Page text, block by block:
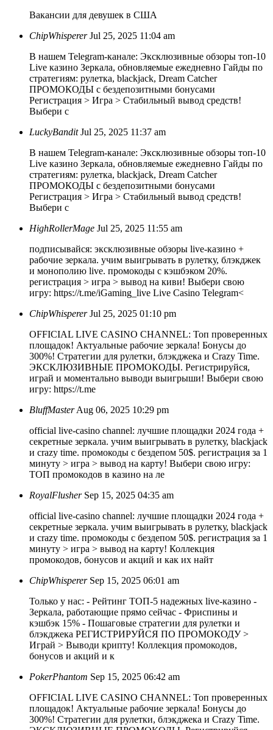
Вакансии для девушек в США
ChipWhisperer Jul 25, 2025 11:04 am
В нашем Telegram-канале: Эксклюзивные обзоры топ-10
Live казино Зеркала, обновляемые ежедневно Гайды по
стратегиям: рулетка, blackjack, Dream Catcher
ПРОМОКОДЫ с бездепозитными бонусами
Регистрация > Игра > Стабильный вывод средств!
Выбери с
LuckyBandit Jul 25, 2025 11:37 am
В нашем Telegram-канале: Эксклюзивные обзоры топ-10
Live казино Зеркала, обновляемые ежедневно Гайды по
стратегиям: рулетка, blackjack, Dream Catcher
ПРОМОКОДЫ с бездепозитными бонусами
Регистрация > Игра > Стабильный вывод средств!
Выбери с
HighRollerMage Jul 25, 2025 11:55 am
подписывайся: эксклюзивные обзоры live-казино +
рабочие зеркала. учим выигрывать в рулетку, блэкджек
и монополию live. промокоды с кэшбэком 20%.
регистрация > игра > вывод на киви! Выбери свою
игру: https://t.me/iGaming_live Live Casino Telegram<
ChipWhisperer Jul 25, 2025 01:10 pm
OFFICIAL LIVE CASINO CHANNEL: Топ проверенных
площадок! Актуальные рабочие зеркала! Бонусы до
300%! Стратегии для рулетки, блэкджека и Crazy Time.
ЭКСКЛЮЗИВНЫЕ ПРОМОКОДЫ. Регистрируйся,
играй и моментально выводи выигрыши! Выбери свою
игру: https://t.me
BluffMaster Aug 06, 2025 10:29 pm
official live-casino channel: лучшие площадки 2024 года +
секретные зеркала. учим выигрывать в рулетку, blackjack
и crazy time. промокоды с бездепом 50$. регистрация за 1
минуту > игра > вывод на карту! Выбери свою игру:
ТОП промокодов в казино на ле
RoyalFlusher Sep 15, 2025 04:35 am
official live-casino channel: лучшие площадки 2024 года +
секретные зеркала. учим выигрывать в рулетку, blackjack
и crazy time. промокоды с бездепом 50$. регистрация за 1
минуту > игра > вывод на карту! Коллекция
промокодов, бонусов и акций и как их найт
ChipWhisperer Sep 15, 2025 06:01 am
Только у нас: - Рейтинг ТОП-5 надежных live-казино -
Зеркала, работающие прямо сейчас - Фриспины и
кэшбэк 15% - Пошаговые стратегии для рулетки и
блэкджека РЕГИСТРИРУЙСЯ ПО ПРОМОКОДУ >
Играй > Выводи крипту! Коллекция промокодов,
бонусов и акций и к
PokerPhantom Sep 15, 2025 06:42 am
OFFICIAL LIVE CASINO CHANNEL: Топ проверенных
площадок! Актуальные рабочие зеркала! Бонусы до
300%! Стратегии для рулетки, блэкджека и Crazy Time.